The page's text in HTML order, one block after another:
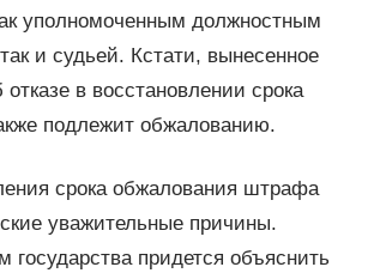
уполномоченным должностным
и судьей. Кстати, вынесенное
в восстановлении срока
подлежит обжалованию.
срока обжалования штрафа
уважительные причины.
государства придется объяснить